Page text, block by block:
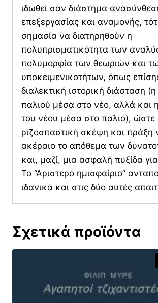
ιδωθεί σαν διάστημα
επεξεργασίας και αναμονής,
σημασία να διατηρηθούν η
πολυπρισματικότητα των
πολυμορφία των θεωριών και
υποκειμενικοτήτων, όπως
διαλεκτική ιστορική διάσταση
παλιού μέσα στο νέο, αλλά και
του νέου μέσα στο παλιό), ώστε
ριζοσπαστική σκέψη και πράξη
ακέραιο το απόθεμα των
και, μαζί, μια ασφαλή πυξίδα
Το “Αριστερό ημισφαίριο”
ιδανικά και στις δύο αυτές
Σχετικά προϊόντα